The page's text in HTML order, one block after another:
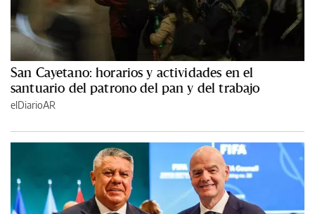
San Cayetano: horarios y actividades en el
santuario del patrono del pan y del trabajo
elDiarioAR